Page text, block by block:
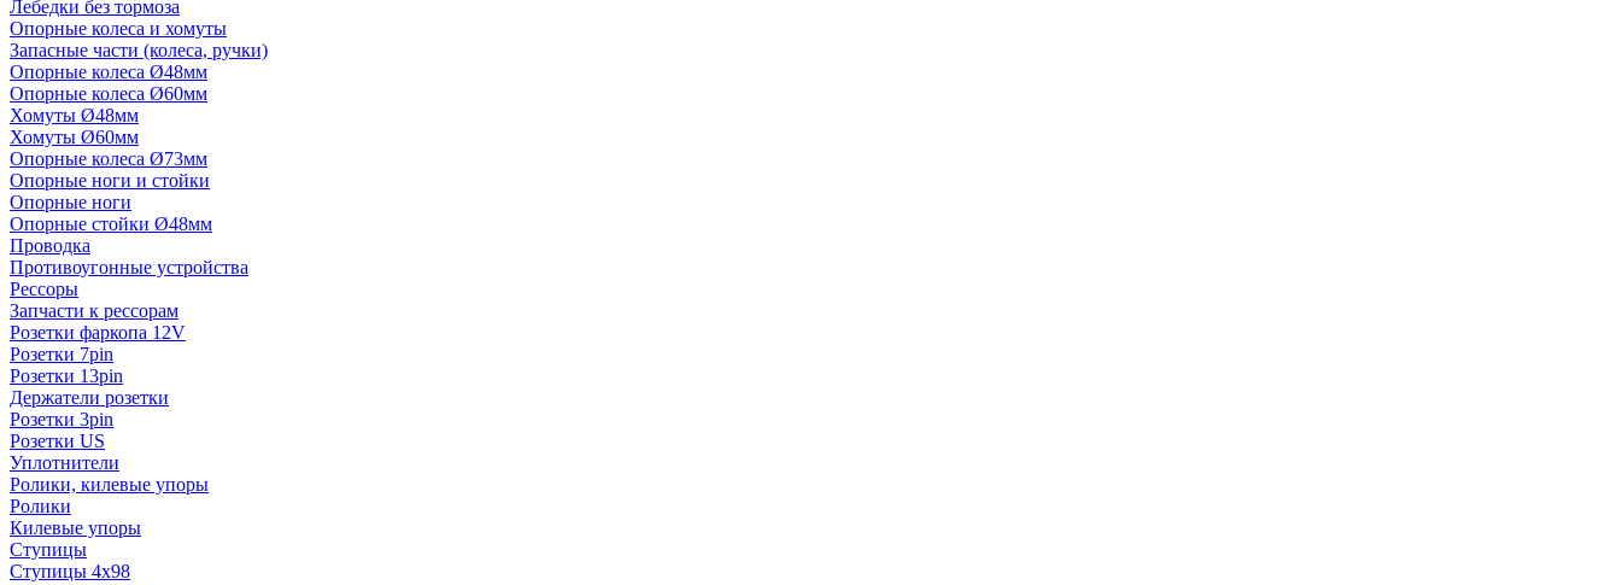
Лебедки без тормоза
Опорные колеса и хомуты
Запасные части (колеса, ручки)
Опорные колеса Ø48мм
Опорные колеса Ø60мм
Хомуты Ø48мм
Хомуты Ø60мм
Опорные колеса Ø73мм
Опорные ноги и стойки
Опорные ноги
Опорные стойки Ø48мм
Проводка
Противоугонные устройства
Рессоры
Запчасти к рессорам
Розетки фаркопа 12V
Розетки 7pin
Розетки 13pin
Держатели розетки
Розетки 3pin
Розетки US
Уплотнители
Ролики, килевые упоры
Ролики
Килевые упоры
Ступицы
Ступицы 4x98